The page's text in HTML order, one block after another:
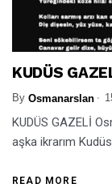
KUDÜS
By Osmanarslan
KUDÜS GAZELİ
aşka ikrarım
READ MORE